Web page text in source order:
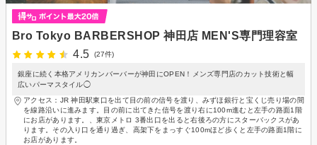
Bro Tokyo BARBERSHOP 神田店 MEN'S専門理容室
4.5
(27件)
銀座に続く本格アメリカンバーバーが神田にOPEN！メンズ専門店のカット技術と幅
広いパーマスタイル◯
アクセス：JR 神田駅東口を出て目の前の信号を渡り、みずほ銀行と宝くじ売り場の間
を線路沿いに進みます。目の前に出てきた信号を渡り右に100m進むと左手の路面1階
にお店があります。、東京メトロ 3番出口を出ると右後ろの方にスターバックスがあ
ります。その入り口を通り過ぎ、高架下をまっすぐ100mほど歩くと左手の路面1階に
お店があります。